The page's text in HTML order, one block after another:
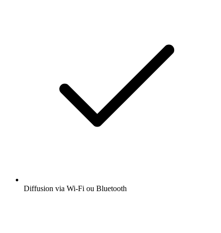
Diffusion via Wi-Fi ou Bluetooth